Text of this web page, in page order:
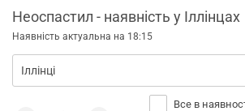
Неоспастил - наявність у Іллінцах
Наявність актуальна на 18:15
Все в